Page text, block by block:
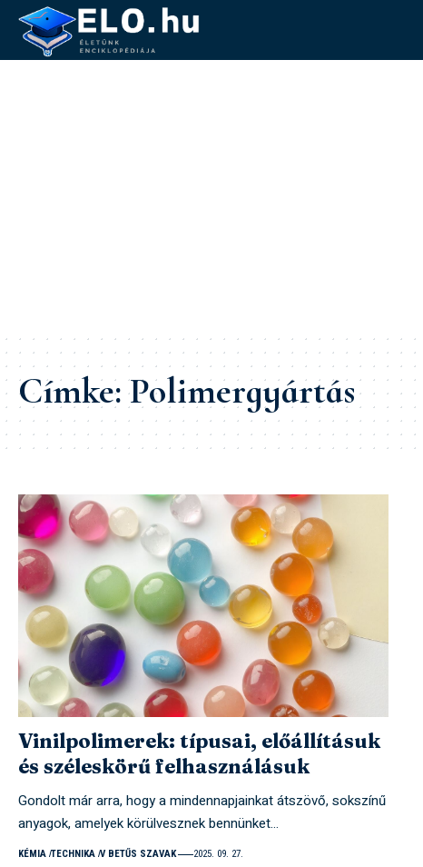
Címke:Polimergyártás
Vinilpolimerek: típusai, előállításuk
és széleskörű felhasználásuk
Gondolt már arra, hogy a mindennapjainkat átszövő, sokszínű
anyagok, amelyek körülvesznek bennünket…
KÉMIA TECHNIKA V BETŰS SZAVAK 2025. 09. 27.